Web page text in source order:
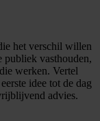
het verschil willen
publiek vasthouden,
werken. Vertel
idee tot de dag
advies.